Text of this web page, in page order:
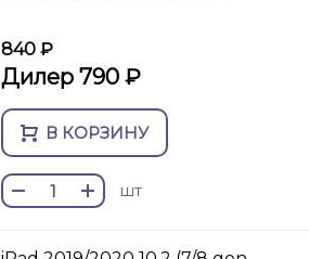
840 ₽
Дилер 790 ₽
В КОРЗИНУ
шт